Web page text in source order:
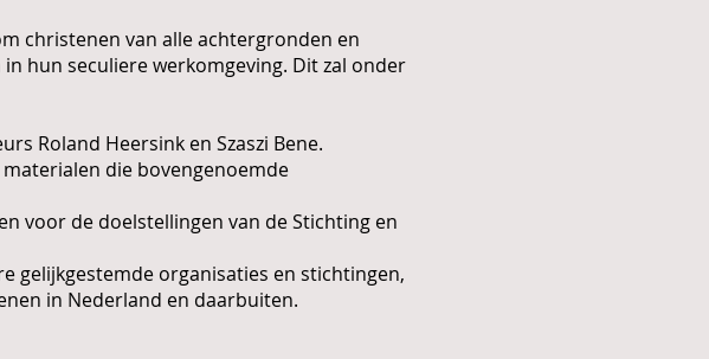
christenen van alle achtergronden en
hun seculiere werkomgeving. Dit zal onder
Roland Heersink en Szaszi Bene.
die bovengenoemde
voor de doelstellingen van de Stichting en
gelijkgestemde organisaties en stichtingen,
in Nederland en daarbuiten.